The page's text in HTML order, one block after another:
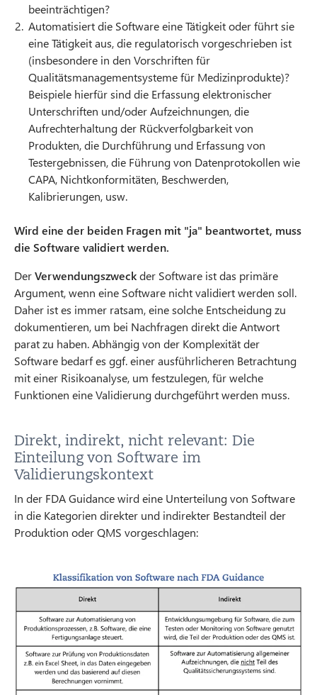
beeinträchtigen?
Automatisiert die Software eine Tätigkeit oder führt sie
eine Tätigkeit aus, die regulatorisch vorgeschrieben ist
(insbesondere in den Vorschriften für
Qualitätsmanagementsysteme für Medizinprodukte)?
Beispiele hierfür sind die Erfassung elektronischer
Unterschriften und/oder Aufzeichnungen, die
Aufrechterhaltung der Rückverfolgbarkeit von
Produkten, die Durchführung und Erfassung von
Testergebnissen, die Führung von Datenprotokollen wie
CAPA, Nichtkonformitäten, Beschwerden,
Kalibrierungen, usw.
Wird eine der beiden Fragen mit "ja" beantwortet, muss
die Software validiert werden.
DerVerwendungszweckder Software ist das primäre
Argument, wenn eine Software nicht validiert werden soll.
Daher ist es immer ratsam, eine solche Entscheidung zu
dokumentieren, um bei Nachfragen direkt die Antwort
parat zu haben. Abhängig von der Komplexität der
Software bedarf es ggf. einer ausführlicheren Betrachtung
mit einer Risikoanalyse, um festzulegen, für welche
Funktionen eine Validierung durchgeführt werden muss.
Direkt, indirekt, nicht relevant: Die
Einteilung von Software im
Validierungskontext
In der FDA Guidance wird eine Unterteilung von Software
in die Kategorien direkter und indirekter Bestandteil der
Produktion oder QMS vorgeschlagen: